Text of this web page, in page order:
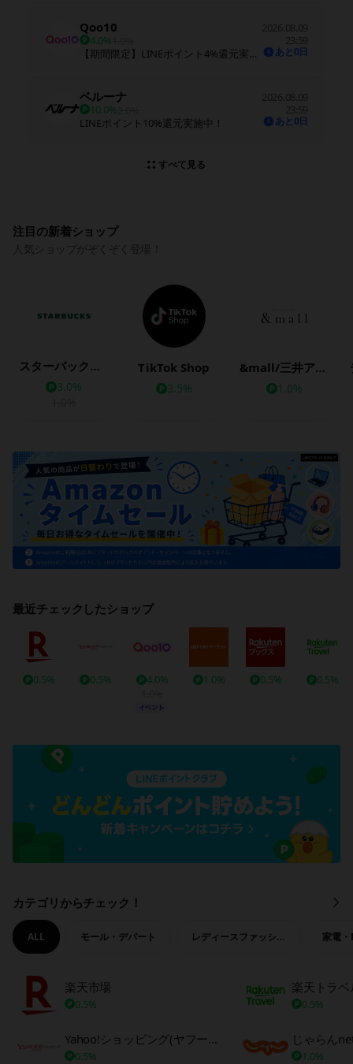
Qoo10
4.0%
【期間限定】LINEポイント4%還元実施中！※期間中に還元率を変更する場合があります
2026.08.09
23:59
あと0日
ベルーナ
10.0%
LINEポイント10%還元実施中！
2026.08.09
23:59
あと0日
すべて見る
注目の新着ショップ
人気ショップがぞくぞく登場！
スターバックス公式オンラインストア
3.0%
TikTok Shop
3.5%
&mall/三井アウトレットパークオンライン
1.0%
最近チェックしたショップ
0.5% 0.5%
4.0%
1.0% 0.5% 0.5%
も
と
カテゴリからチェック！
ALL モール・デパート レディースファッション 家電
楽天市場
0.5%
Yahoo!ショッピング(ヤフーショッピング)
0.5%
楽天トラベ
0.5%
じゃらん
1.0%